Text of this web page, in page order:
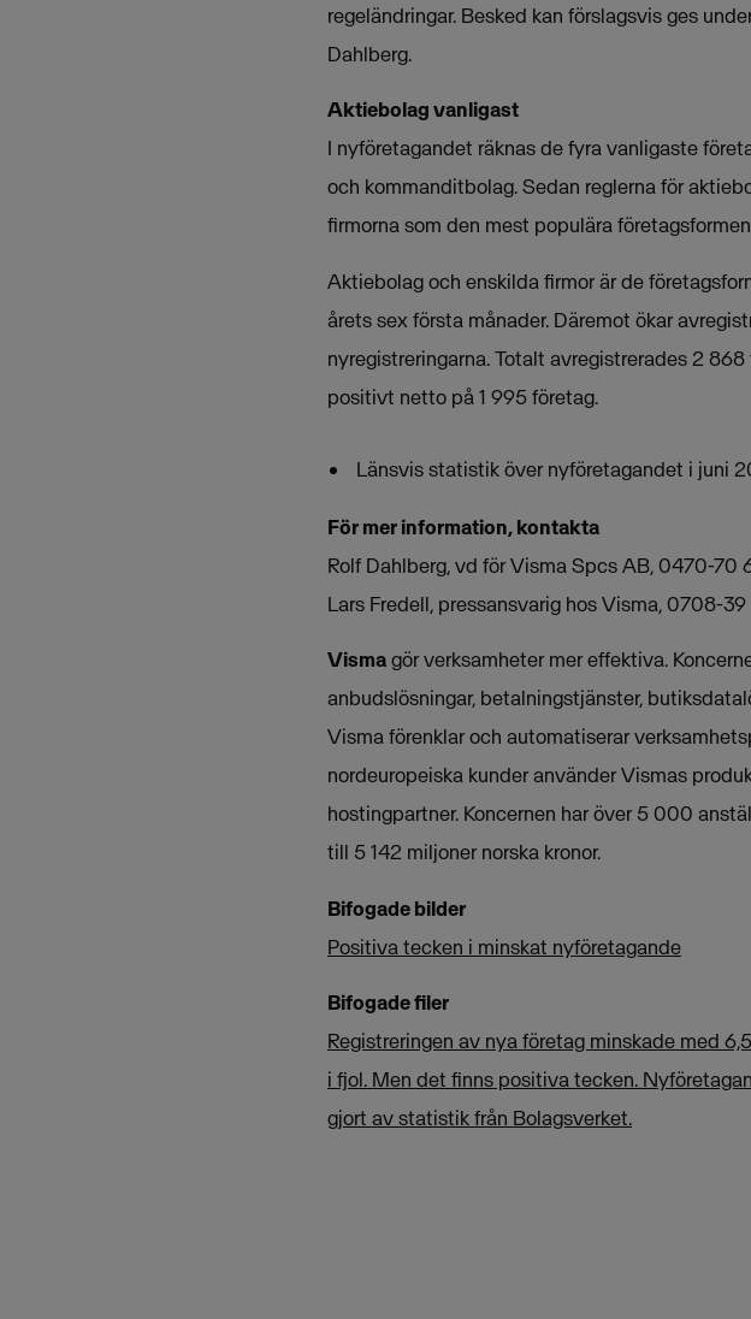
regeländringar. Besked kan förslagsvis ges
Dahlberg.
Aktiebolag vanligast
I nyföretagandet räknas de fyra vanligaste
och kommanditbolag. Sedan reglerna för
firmorna som den mest populära
Aktiebolag och enskilda firmor är de
årets sex första månader. Däremot ökar
nyregistreringarna. Totalt avregistrerades 2
positivt netto på 1 995 företag.
Länsvis statistik över nyföretagandet i juni
För mer information, kontakta
Rolf Dahlberg, vd för Visma Spcs AB, 0470-70
Lars Fredell, pressansvarig hos Visma, 0708-
Vismagör verksamheter mer effektiva.
anbudslösningar, betalningstjänster,
Visma förenklar och automatiserar
nordeuropeiska kunder använder Vismas
hostingpartner. Koncernen har över 5 000
till 5 142 miljoner norska kronor.
Bifogade bilder
Positiva tecken i minskat nyföretagande
Bifogade filer
Registreringen av nya företag minskade med
i fjol. Men det finns positiva tecken.
gjort av statistik från Bolagsverket.